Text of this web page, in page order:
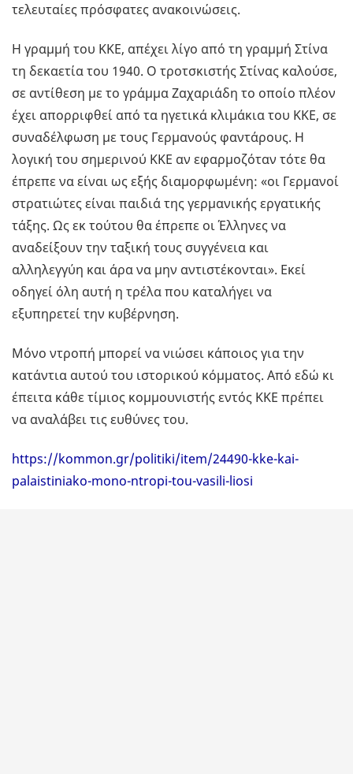
τελευταίες πρόσφατες ανακοινώσεις.
Η γραμμή του ΚΚΕ, απέχει λίγο από τη γραμμή Στίνα
τη δεκαετία του 1940. Ο τροτσκιστής Στίνας καλούσε,
σε αντίθεση με το γράμμα Ζαχαριάδη το οποίο πλέον
έχει απορριφθεί από τα ηγετικά κλιμάκια του ΚΚΕ, σε
συναδέλφωση με τους Γερμανούς φαντάρους. Η
λογική του σημερινού ΚΚΕ αν εφαρμοζόταν τότε θα
έπρεπε να είναι ως εξής διαμορφωμένη: «οι Γερμανοί
στρατιώτες είναι παιδιά της γερμανικής εργατικής
τάξης. Ως εκ τούτου θα έπρεπε οι Έλληνες να
αναδείξουν την ταξική τους συγγένεια και
αλληλεγγύη και άρα να μην αντιστέκονται». Εκεί
οδηγεί όλη αυτή η τρέλα που καταλήγει να
εξυπηρετεί την κυβέρνηση.
Μόνο ντροπή μπορεί να νιώσει κάποιος για την
κατάντια αυτού του ιστορικού κόμματος. Από εδώ κι
έπειτα κάθε τίμιος κομμουνιστής εντός ΚΚΕ πρέπει
να αναλάβει τις ευθύνες του.
https://kommon.gr/politiki/item/24490-kke-kai-
palaistiniako-mono-ntropi-tou-vasili-liosi